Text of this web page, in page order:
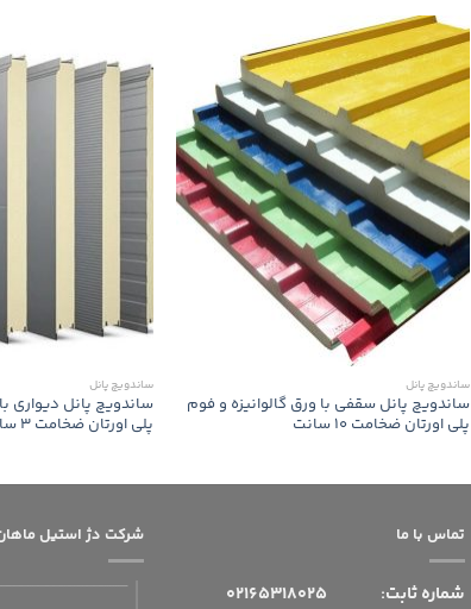
ساندویچ پانل
ساندویچ پانل سقفی با ورق گالوانیزه و فوم
پلی اورتان ضخامت 10 سانت
ساندویچ پانل
ساندویچ پانل دیواری
پلی اورتان ضخامت 3 سانت
تماس با ما
شماره ثابت:
شرکت دژ استیل